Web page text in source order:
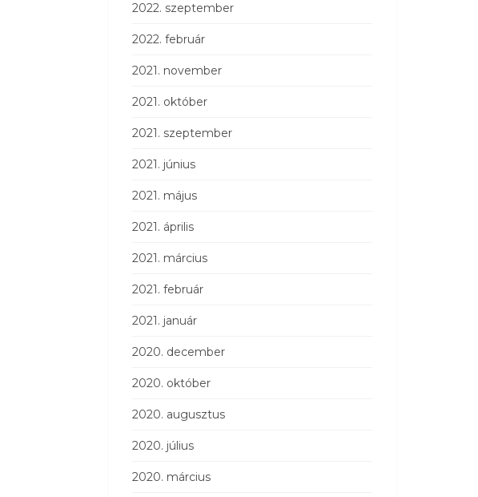
2022. szeptember
2022. február
2021. november
2021. október
2021. szeptember
2021. június
2021. május
2021. április
2021. március
2021. február
2021. január
2020. december
2020. október
2020. augusztus
2020. július
2020. március